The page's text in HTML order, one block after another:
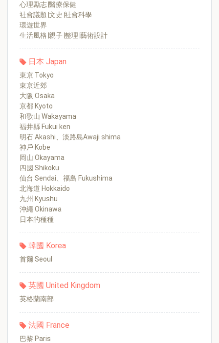
心理勵志∣醫療保健
社會議題∣文史∣社會科學
環遊世界
生活風格∣親子∣整理∣藝術設計
日本 Japan
東京 Tokyo
東京近郊
大阪 Osaka
京都 Kyoto
和歌山 Wakayama
福井縣 Fukui ken
明石 Akashi、淡路島Awaji shima
神戶 Kobe
岡山 Okayama
四國 Shikoku
仙台 Sendai、福島 Fukushima
北海道 Hokkaido
九州 Kyushu
沖繩 Okinawa
日本的種種
韓國 Korea
首爾 Seoul
英國 United Kingdom
英格蘭南部
法國 France
巴黎 Paris